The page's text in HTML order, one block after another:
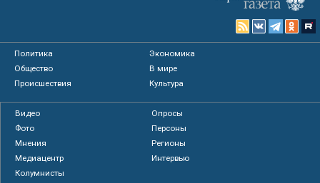
Политика
Экономика
Общество
В мире
Происшествия
Культура
Видео
Опросы
Фото
Персоны
Мнения
Регионы
Медиацентр
Интервью
Колумнисты